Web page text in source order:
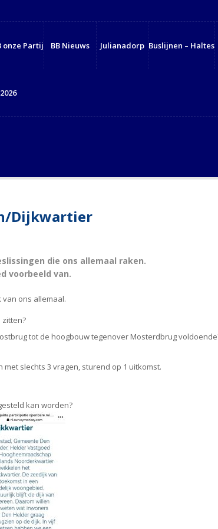
onze Partij BB Nieuws Julianadorp Buslijnen – Haltes
Dijkwartier
die ons allemaal raken.
voorbeeld van.
ons allemaal.
zitten?
tot de hoogbouw tegenover Mosterdbrug
slechts 3 vragen, sturend op 1 uitkomst.
kan worden?